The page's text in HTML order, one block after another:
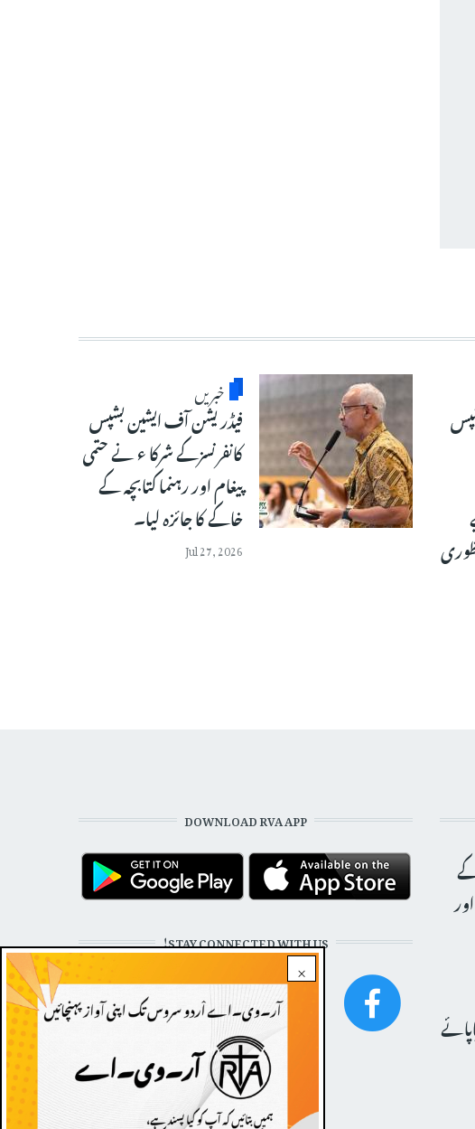
خبریں
فیڈریشن آف ایشین بشپس
کانفرنسزکے شرکا ء نے حتمی
پیغام اور رہنما کتابچہ کے
خاکے کا جائزہ لیا۔
Jul 27, 2026
×
2026 کے
DOWNLOAD RVA APP
STAY CONNECTED WITH US!